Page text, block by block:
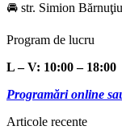
🚘 str. Simion
Program de lucru
L – V: 10:00 – 18:00
Programări online
Articole recente